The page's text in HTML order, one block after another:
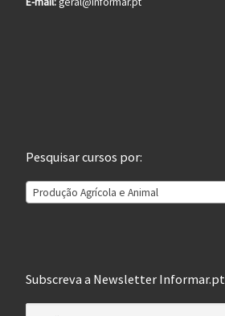
Pesquisar cursos por:
Produção Agrícola e Animal
Subscreva a Newsletter Informar.pt